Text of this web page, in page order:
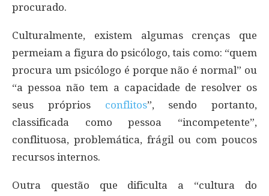
procurado.
Culturalmente, existem algumas crenças que
permeiam a figura do psicólogo, tais como: “quem
procura um psicólogo é porque não é normal” ou
“a pessoa não tem a capacidade de resolver os
seus próprios conflitos”, sendo portanto,
classificada como pessoa “incompetente”,
conflituosa, problemática, frágil ou com poucos
recursos internos.
Outra questão que dificulta a “cultura do